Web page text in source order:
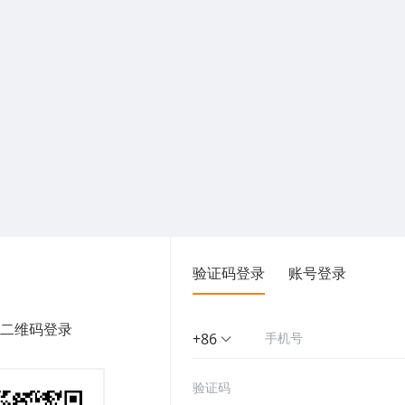
维码登录
验证码登录 账号登录
+86